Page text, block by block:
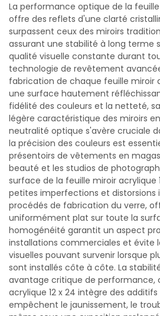
La performance optique de la
offre des reflets d'une clarté
surpassent ceux des miroirs
assurant une stabilité à long terme
qualité visuelle constante durant
technologie de revêtement
fabrication de chaque feuille miroir
une surface hautement
fidélité des couleurs et la netteté,
légère caractéristique des miroirs
neutralité optique s'avère cruciale
la précision des couleurs est
présentoirs de vêtements en
beauté et les studios de
surface de la feuille miroir acrylique
petites imperfections et distorsions
procédés de fabrication du verre,
uniformément plat sur toute la
homogénéité garantit un aspect
installations commerciales et évite
visuelles pouvant survenir lorsque
sont installés côte à côte. La
avantage critique de performance,
acrylique 12 x 24 intègre des
empêchent le jaunissement, le